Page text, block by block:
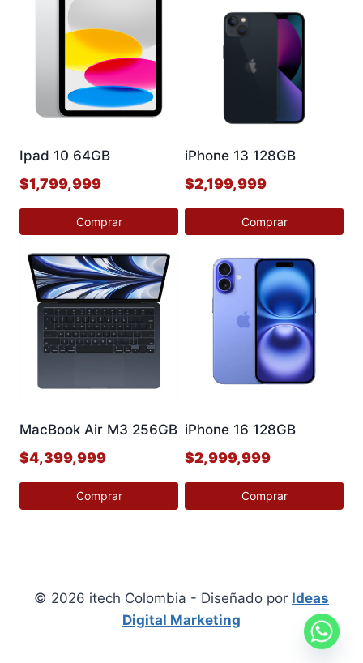
Ipad 10 64GB
$1,799,999
Comprar
producto
tiene
múltiples
variantes.
pueden
en
la
página
iPhone 13 128GB
$2,199,999
Comprar
producto
tiene
múltiples
variantes.
opciones
pueden
en
la
página
MacBook Air M3 256GB
$4,399,999
Comprar
variantes.
iPhone 16 128GB
$2,999,999
Comprar
variantes.
Las
© 2026 itech Colombia - Diseñado por Ideas
Digital Marketing